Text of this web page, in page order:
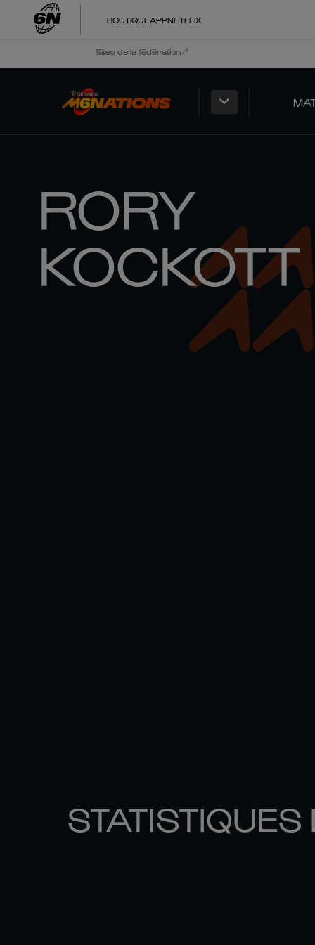
BOUTIQUEAPPNETFLIX
Sites de la fédération
RORY
KOCKOTT